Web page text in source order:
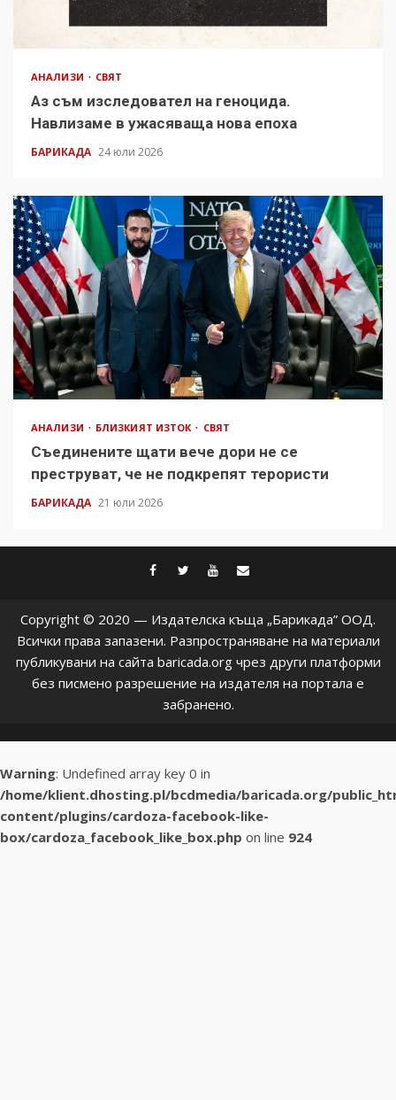
АНАЛИЗИ СВЯТ
Аз съм изследовател на геноцида.
Навлизаме в ужасяваща нова епоха
БАРИКАДА 24 юли 2026
АНАЛИЗИ БЛИЗКИЯТ ИЗТОК СВЯТ
Съединените щати вече дори не се
преструват, че не подкрепят терористи
БАРИКАДА 21 юли 2026
facebook
twitter
youtube
Copyright © 2020 — Издателска къща „Барикада” ООД.
Всички права запазени. Разпространяване на материали
публикувани на сайта baricada.org чрез други платформи
без писмено разрешение на издателя на портала е
забранено.
Warning: Undefined array key 0 in
/home/klient.dhosting.pl/bcdmedia/baricada.org/
content/plugins/cardoza-facebook-like-
box/cardoza_facebook_like_box.php on line 924